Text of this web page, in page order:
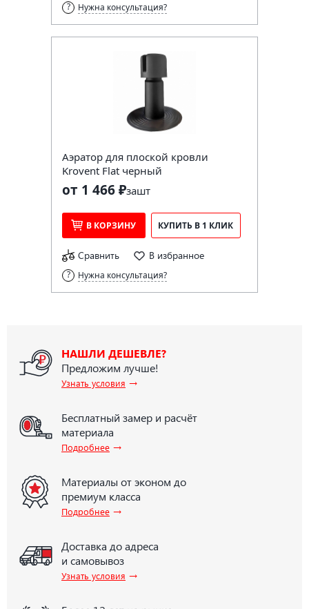
Нужна консультация?
Аэратор для плоской кровли
Krovent Flat черный
от 1 466 ₽зашт
В КОРЗИНУ КУПИТЬ В 1 КЛИК
Сравнить В избранное
Нужна консультация?
НАШЛИ ДЕШЕВЛЕ?
Предложим лучше!
Узнать условия →
Бесплатный замер и расчёт
материала
Подробнее →
Материалы от эконом до
премиум класса
Подробнее →
Доставка до адреса
и самовывоз
Узнать условия →